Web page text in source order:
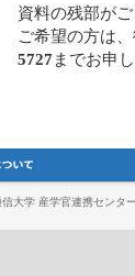
資料の残部が
ご希望の方は
5727 までお申
信大学 産学官連携センタ